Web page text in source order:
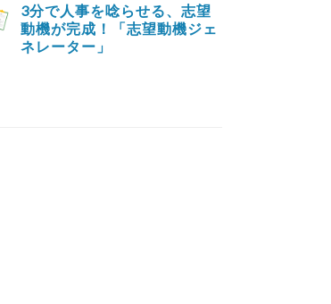
3分で人事を唸らせる、志望
動機が完成！「志望動機ジェ
ネレーター」